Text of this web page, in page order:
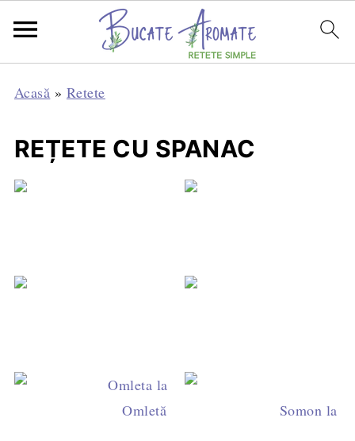
Acasă » Retete
REȚETE CU SPANAC
Omletă la cuptor cu piept de pui și
Somon la